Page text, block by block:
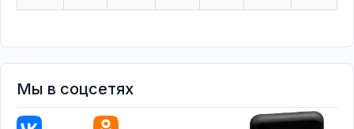
Мы в соцсетях